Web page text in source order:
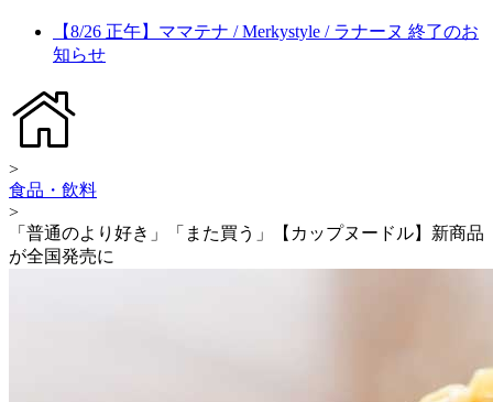
【8/26 正午】ママテナ / Merkystyle / ラナーヌ 終了のお
知らせ
>
食品・飲料
>
「普通のより好き」「また買う」【カップヌードル】新商品
が全国発売に